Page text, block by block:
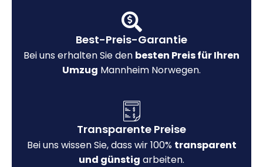
Best-Preis-Garantie
Bei uns erhalten Sie den besten Preis für Ihren
Umzug Mannheim Norwegen.
Transparente Preise
Bei uns wissen Sie, dass wir 100% transparent
und günstig arbeiten.